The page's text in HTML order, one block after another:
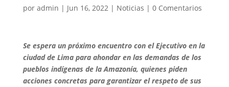
por admin | Jun 16, 2022| Noticias | 0 Comentarios
Se espera un próximo encuentro con el Ejecutivo en la
ciudad de Lima para ahondar en las demandas de los
pueblos indígenas de la Amazonía, quienes piden
acciones concretas para garantizar el respeto de sus